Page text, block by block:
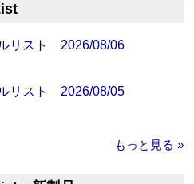
リスト 2026/08/06
リスト 2026/08/05
もっと見る »